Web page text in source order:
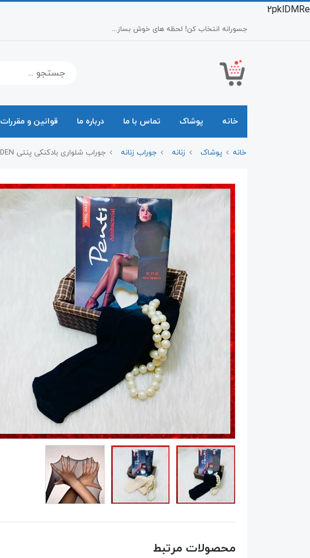
2pklDMRe
جسورانه انتخاب کن! لحظه های خوش بساز...
خانه پوشاک تماس با ما درباره ما قوانین و مقررات
خانه پوشاک زنانه جوراب زنانه جوراب شلواری بادکنکی پنتی penti 15-20 DEN بدون پارگی و نخکش شدن
محصولات مرتبط